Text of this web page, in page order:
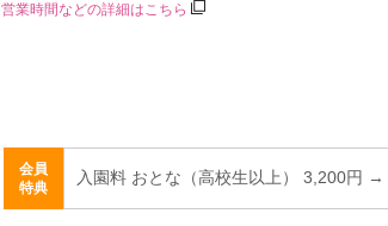
営業時間などの詳細はこちら
会員
特典
入園料 おとな（高校生以上） 3,200円 →